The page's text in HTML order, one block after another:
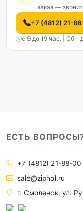
заказ —
+7 (4812) 21-
с 9 до 19 час. | Сб -
ЕСТЬ
+7 (4812) 21-88-00
sale@ziphol.ru
г. Смоленск, ул.